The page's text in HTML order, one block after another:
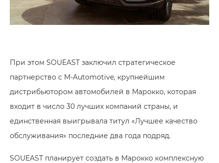
При этом SOUEAST заключил стратегическое
партнерство с M-Automotive, крупнейшим
дистрибьютором автомобилей в Марокко, которая
входит в число 30 лучших компаний страны, и
единственная выигрывала титул «Лучшее качество
обслуживания» последние два года подряд.
SOUEAST планирует создать в Марокко комплексную